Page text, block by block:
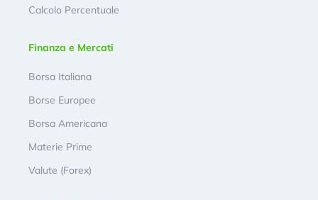
Calcolo Percentuale
Finanza e Mercati
Borsa Italiana
Borse Europee
Borsa Americana
Materie Prime
Valute (Forex)